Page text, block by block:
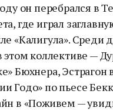
он перебрался в
где играл
«Калигула». Среди
этом коллективе —
Бюхнера, Эстрагон
Годо» по пьесе
в «Поживем —